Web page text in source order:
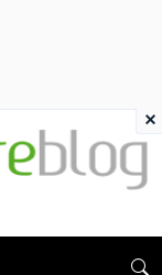
×